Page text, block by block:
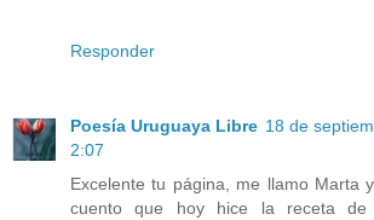
Responder
Poesía Uruguaya Libre 18 de
2:07
Excelente tu página, me llamo Marta
cuento que hoy hice la receta